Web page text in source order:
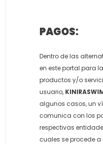
PAGOS:
Dentro de las
en este portal para
productos y/o
usuario,
algunos casos, un
comunica con los
respectivas
cuales se procede a